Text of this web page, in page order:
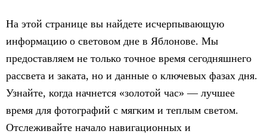
На этой странице вы найдете исчерпывающую
информацию о световом дне в Яблонове. Мы
предоставляем не только точное время сегодняшнего
рассвета и заката, но и данные о ключевых фазах дня.
Узнайте, когда начнется «золотой час» — лучшее
время для фотографий с мягким и теплым светом.
Отслеживайте начало навигационных и